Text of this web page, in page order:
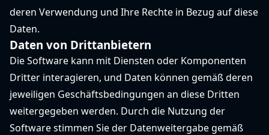
deren Verwendung und Ihre Rechte in Bezug auf diese
Daten.
Daten von Drittanbietern
Die Software kann mit Diensten oder Komponenten
Dritter interagieren, und Daten können gemäß deren
jeweiligen Geschäftsbedingungen an diese Dritten
weitergegeben werden. Durch die Nutzung der
Software stimmen Sie der Datenweitergabe gemäß